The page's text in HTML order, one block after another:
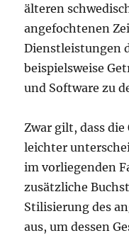
älteren
angefochtenen
Dienstleistungen
beispielsweise
und Software zu
Zwar gilt, dass
leichter
im vorliegenden
zusätzliche
Stilisierung des
aus, um dessen